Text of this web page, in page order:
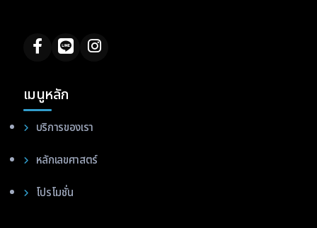
เมนูหลัก
บริการของเรา
หลักเลขศาสตร์
โปรโมชั่น